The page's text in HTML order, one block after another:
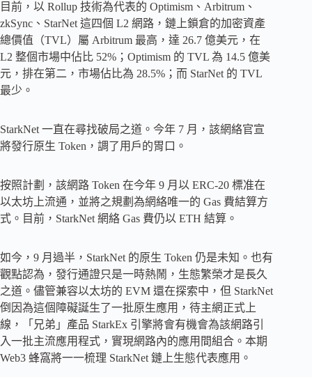
目前，以 Rollup 技術為代表的 Optimism、Arbitrum、
zkSync、StarNet 這四個 L2 網路，鏈上鎖倉的加密資產
總價值（TVL）屬 Arbitrum 最高，達 26.7 億美元，在
L2 整個市場中佔比 52%；Optimism 的 TVL 為 14.5 億美
元，排在第二，市場佔比為 28.5%；而 StarNet 的 TVL
最少。
StarkNet 一直在尋找破局之道。今年 7 月，該網絡官宣
將發行原生 Token，調了用戶的胃口。
按照計劃，該網路 Token 在今年 9 月以 ERC-20 標准在
以太坊上流通，並將之規劃為網絡唯一的 Gas 費結算方
式。目前，StarkNet 網絡 Gas 費仍以 ETH 結算。
如今，9 月過半，StarkNet 的原生 Token 仍是未知。也有
觀點認為，發行通證只是一時熱鬧，生態繁榮才是長久
之道。儘管兼容以太坊的 EVM 還在探索中，但 StarkNet
倒因為這個障礙誕生了一批原生應用，待主網正式上
線，「兄弟」產品 StarkEx 引擎將會有機會為該網路引
入一批主流應用程式，實現網路內的應用間組合。本期
Web3 蜂窩將一一梳理 StarkNet 鏈上生態代表應用。